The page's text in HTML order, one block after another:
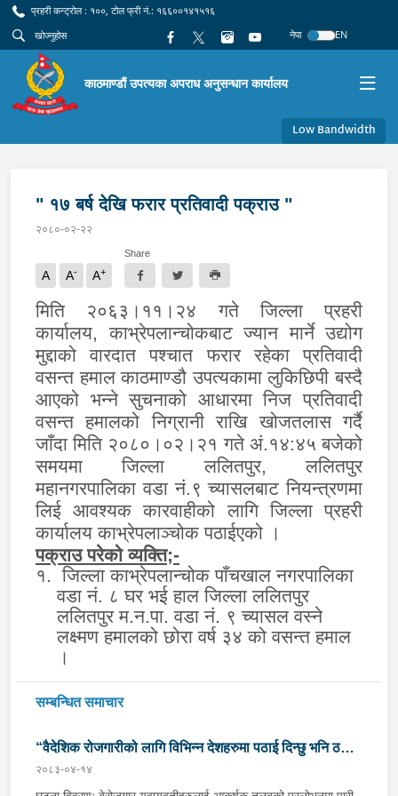
प्रहरी कन्ट्रोल : १००, टोल फ्री नं.: १६६००१४१५१६
नेपा
EN
काठमाण्डौं उपत्यका अपराध अनुसन्धान कार्यालय
Low Bandwidth
" १७ बर्ष देखि फरार प्रतिवादी पक्राउ "
२०८०-०२-२२
A A- A+
Share
मिति २०६३।११।२४ गतेजिल्ला प्रहरी
कार्यालय,काभ्रेपलान्चोकबाट ज्यान मार्ने उद्योग
मुद्दाको वारदात पश्चात फरार रहेका प्रतिवादी
वसन्त हमाल काठमाण्डौ उपत्यकामा लुकिछिपी बस्दै
आएको भन्नेसुचनाको आधारमानिज प्रतिवादी
वसन्त हमालको निग्रानी राखि खोजतलास गर्दै
जाँदा मिति २०८०।०२।२१ गतेअं.१४:४५ बजेको
समयमा जिल्ला ललितपुर,ललितपुर
महानगरपालिका वडा नं.९ च्यासलबाटनियन्त्रणमा
लिई आवश्यक कारवाहीको लागि जिल्ला प्रहरी
कार्यालय काभ्रेपलाञ्चोक पठाईएको ।
पक्राउ परेको व्यक्ति;-
१. जिल्ला काभ्रेपलान्चोक पाँचखाल नगरपालिका
वडा नं. ८ घर भई हाल जिल्ला ललितपुर
ललितपुर म.न.पा. वडा नं. ९ च्यासल वस्ने
लक्ष्मण हमालको छोरा वर्ष ३४ को वसन्त हमाल
।
सम्बन्धित समाचार
“वैदेशिक रोजगारीको लागि विभिन्न देशहरुमा पठाई दिन्छु भनि ठगी
गर्ने व्यक्तिहरु पक्राउ"
२०८३-०४-१४